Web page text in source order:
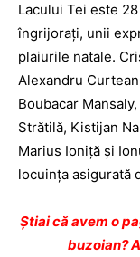
Lacului Tei este
îngrijoraţi, unii
plaiurile natale.
Alexandru
Boubacar
Strătilă, Kistijan
Marius Ioniţă şi
locuinţa asigurată
Ştiai că avem o
buzoian?